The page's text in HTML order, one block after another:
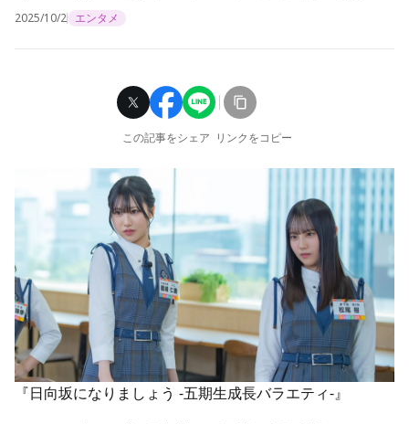
2025/10/2 エンタメ
この記事をシェア リンクをコピー
『日向坂になりましょう -五期生成長バラエティ-』